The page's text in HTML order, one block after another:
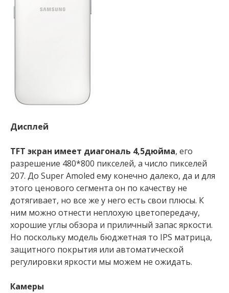
Дисплей
TFT экран имеет диагональ 4,5дюйма, его
разрешение 480*800 пикселей, а число пикселей
207. До Super Amoled ему конечно далеко, да и для
этого ценового сегмента он по качеству не
дотягивает, но все же у него есть свои плюсы. К
ним можно отнести неплохую цветопередачу,
хорошие углы обзора и приличный запас яркости.
Но поскольку модель бюджетная то IPS матрица,
защитного покрытия или автоматической
регулировки яркости мы можем не ожидать.
Камеры